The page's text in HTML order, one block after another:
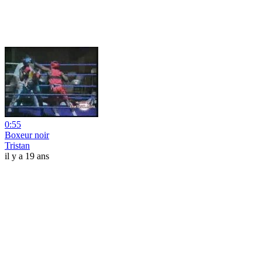
0:55
Boxeur noir
Tristan
il y a 19 ans